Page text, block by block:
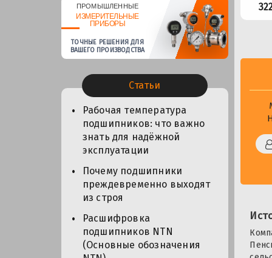
ПРОМЫШЛЕННЫЕ
ИЗМЕРИТЕЛЬНЫЕ
ПРИБОРЫ
ТОЧНЫЕ РЕШЕНИЯ ДЛЯ
ВАШЕГО ПРОИЗВОДСТВА
Статьи
Рабочая температура
подшипников: что важно
знать для надёжной
эксплуатации
Почему подшипники
преждевременно выходят
из строя
Расшифровка
подшипников NTN
(Основные обозначения